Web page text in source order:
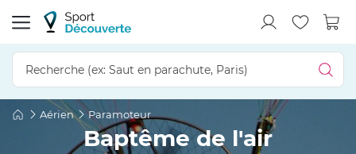
Aérien Paramoteur
Baptême de l'air